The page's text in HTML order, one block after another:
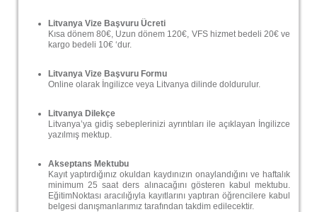
Litvanya Vize Başvuru Ücreti
Kısa dönem 80€, Uzun dönem 120€, VFS hizmet bedeli 20€ ve
kargo bedeli 10€ ‘dur.
Litvanya Vize Başvuru Formu
Online olarak İngilizce veya Litvanya dilinde doldurulur.
Litvanya Dilekçe
Litvanya’ya gidiş sebeplerinizi ayrıntıları ile açıklayan İngilizce
yazılmış mektup.
Akseptans Mektubu
Kayıt yaptırdığınız okuldan kaydınızın onaylandığını ve haftalık
minimum 25 saat ders alınacağını gösteren kabul mektubu.
EğitimNoktası aracılığıyla kayıtlarını yaptıran öğrencilere kabul
belgesi danışmanlarımız tarafından takdim edilecektir.